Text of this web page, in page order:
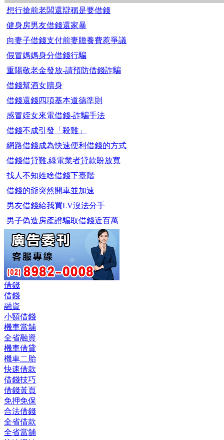
想行搶前老闆還辯稱是要借錢
健身房男友借錢還家暴
向妻子借錢支付前妻贍養費惹爭議
假冒媽媽身分借錢行騙
重陽敬老金發放-請預防借錢詐騙
借錢幫酒女贖身
借錢還錢四項基本道德準則
感冒姪女來電借錢-詐騙手法
借錢不成引發「殺雞」
網路借錢成為快速便利借錢的方式
借錢借貸難,綠電業者貸款盼放寬
找人不知姓啥借錢下臺階
借錢的爺突然開車並加速
男友借錢給我買LV沒法分手
男子偽造房產證騙取借錢近百萬
借錢
借錢
融資
小額借錢
機車當舖
全省融資
機車借貸
機車二胎
快速借款
借錢技巧
借錢黃頁
免押免保
合法借錢
全省借款
全省當舖